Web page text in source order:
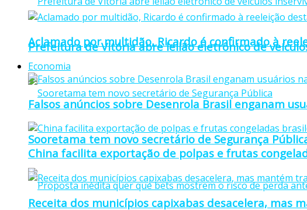
Prefeitura de Vitória abre leilão eletrônico de
Sooretama tem novo secretário de Segurança
Aclamado por multidão, Ricardo é confirmado à
Economia
Falsos anúncios sobre Desenrola Brasil enganam
China facilita exportação de polpas e frutas
Receita dos municípios capixabas desacelera, mas